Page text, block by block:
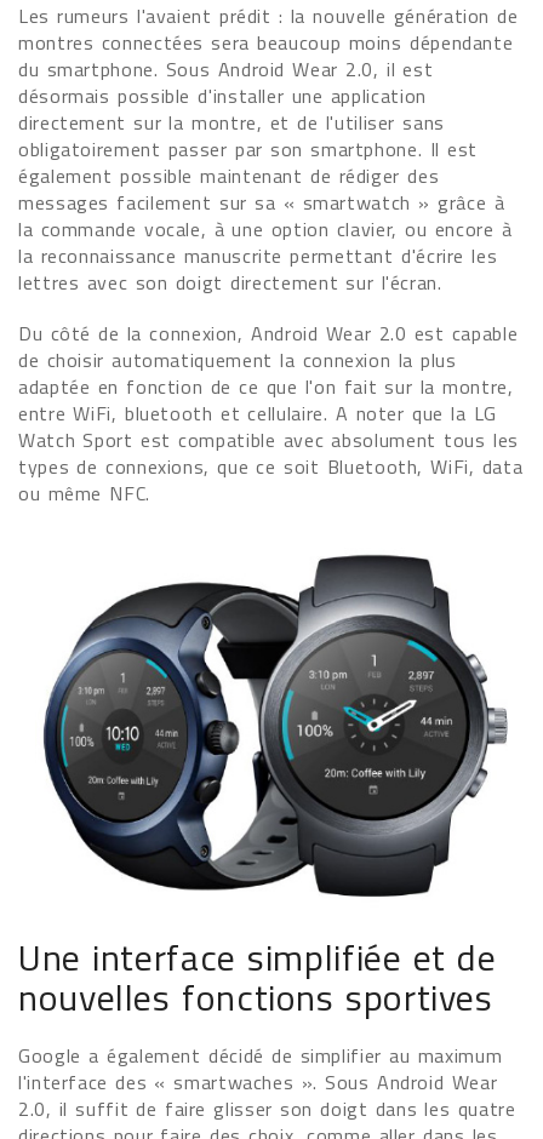
Les rumeurs l'avaient prédit : la nouvelle génération de
montres connectées sera beaucoup moins dépendante
du smartphone. Sous Android Wear 2.0, il est
désormais possible d'installer une application
directement sur la montre, et de l'utiliser sans
obligatoirement passer par son smartphone. Il est
également possible maintenant de rédiger des
messages facilement sur sa « smartwatch » grâce à
la commande vocale, à une option clavier, ou encore à
la reconnaissance manuscrite permettant d'écrire les
lettres avec son doigt directement sur l'écran.
Du côté de la connexion, Android Wear 2.0 est capable
de choisir automatiquement la connexion la plus
adaptée en fonction de ce que l'on fait sur la montre,
entre WiFi, bluetooth et cellulaire. A noter que la LG
Watch Sport est compatible avec absolument tous les
types de connexions, que ce soit Bluetooth, WiFi, data
ou même NFC.
Une interface simplifiée et de
nouvelles fonctions sportives
Google a également décidé de simplifier au maximum
l'interface des « smartwaches ». Sous Android Wear
2.0, il suffit de faire glisser son doigt dans les quatre